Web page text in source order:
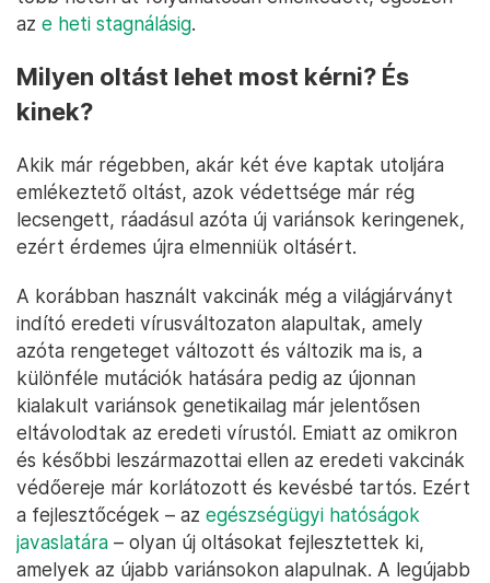
az e heti stagnálásig.
Milyen oltást lehet most kérni? És
kinek?
Akik már régebben, akár két éve kaptak utoljára
emlékeztető oltást, azok védettsége már rég
lecsengett, ráadásul azóta új variánsok keringenek,
ezért érdemes újra elmenniük oltásért.
A korábban használt vakcinák még a világjárványt
indító eredeti vírusváltozaton alapultak, amely
azóta rengeteget változott és változik ma is, a
különféle mutációk hatására pedig az újonnan
kialakult variánsok genetikailag már jelentősen
eltávolodtak az eredeti vírustól. Emiatt az omikron
és későbbi leszármazottai ellen az eredeti vakcinák
védőereje már korlátozott és kevésbé tartós. Ezért
a fejlesztőcégek – az egészségügyi hatóságok
javaslatára – olyan új oltásokat fejlesztettek ki,
amelyek az újabb variánsokon alapulnak. A legújabb